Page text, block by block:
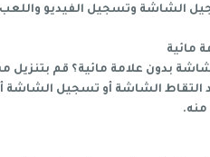
الشاشة وتسجيل الفيديو
مائية
بدون علامة مائية؟ قم بتنزيل
التقاط الشاشة أو تسجيل